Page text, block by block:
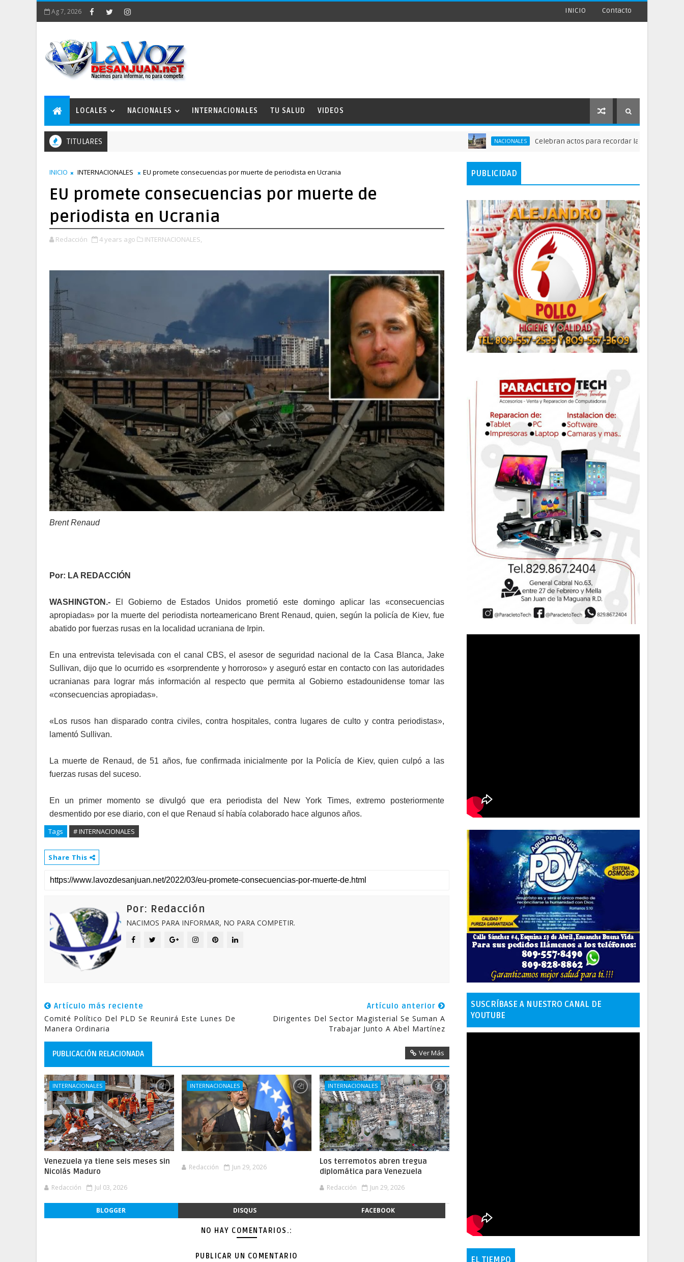
Ag 7, 2026 INICIO Contacto
LOCALES NACIONALES INTERNACIONALES TU SALUD VIDEOS
TITULARES NACIONALES Celebran actos para recordar la fundación de Santo
INICIO INTERNACIONALES EU promete consecuencias por muerte de periodista en Ucrania
EU promete consecuencias por muerte de
periodista en Ucrania
Redacción 4 years ago INTERNACIONALES,
Brent Renaud
Por: LA REDACCIÓN
WASHINGTON.-
El Gobierno de Estados Unidos prometió este domingo aplicar las «consecuencias
apropiadas» por la muerte del periodista norteamericano Brent Renaud, quien, según la policía de Kiev, fue
abatido por fuerzas rusas en la localidad ucraniana de Irpin.
En una entrevista televisada con el canal CBS, el asesor de seguridad nacional de la Casa Blanca, Jake
Sullivan, dijo que lo ocurrido es «sorprendente y horroroso» y aseguró estar en contacto con las autoridades
ucranianas para lograr más información al respecto que permita al Gobierno estadounidense tomar las
«consecuencias apropiadas».
«Los rusos han disparado contra civiles, contra hospitales, contra lugares de culto y contra periodistas»,
lamentó Sullivan.
La muerte de Renaud, de 51 años, fue confirmada inicialmente por la Policía de Kiev, quien culpó a las
fuerzas rusas del suceso.
En un primer momento se divulgó que era periodista del New York Times, extremo posteriormente
desmentido por ese diario, con el que Renaud sí había colaborado hace algunos años.
Tags # INTERNACIONALES
Share This
Por: Redacción
NACIMOS PARA INFORMAR, NO PARA COMPETIR.
Artículo más reciente
Comité Político Del PLD Se Reunirá Este Lunes De
Manera Ordinaria
Artículo anterior
Dirigentes Del Sector Magisterial Se Suman A
Trabajar Junto A Abel Martínez
PUBLICACIÓN RELACIONADA Ver Más
INTERNACIONALES
Venezuela ya tiene seis meses sin
Nicolás Maduro
Redacción Jul 03, 2026
INTERNACIONALES
Redacción Jun 29, 2026
INTERNACIONALES
Los terremotos abren tregua
diplomática para Venezuela
Redacción Jun 29, 2026
BLOGGER DISQUS FACEBOOK
NO HAY COMENTARIOS.:
PUBLICAR UN COMENTARIO
PUBLICIDAD
SUSCRÍBASE A NUESTRO CANAL DE
YOUTUBE
EL TIEMPO